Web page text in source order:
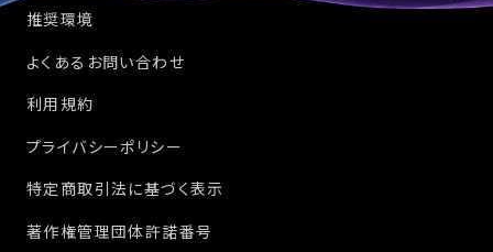
推奨環境
よくあるお問い合わせ
利用規約
プライバシーポリシー
特定商取引法に基づく表示
著作権管理団体許諾番号